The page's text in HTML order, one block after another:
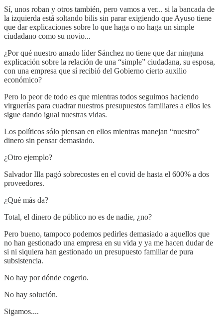
Sí, unos roban y otros también, pero vamos a ver... si la bancada de
la izquierda está soltando bilis sin parar exigiendo que Ayuso tiene
que dar explicaciones sobre lo que haga o no haga un simple
ciudadano como su novio...
¿Por qué nuestro amado líder Sánchez no tiene que dar ninguna
explicación sobre la relación de una “simple” ciudadana, su esposa,
con una empresa que sí recibió del Gobierno cierto auxilio
económico?
Pero lo peor de todo es que mientras todos seguimos haciendo
virguerías para cuadrar nuestros presupuestos familiares a ellos les
sigue dando igual nuestras vidas.
Los políticos sólo piensan en ellos mientras manejan “nuestro”
dinero sin pensar demasiado.
¿Otro ejemplo?
Salvador Illa pagó sobrecostes en el covid de hasta el 600% a dos
proveedores.
¿Qué más da?
Total, el dinero de público no es de nadie, ¿no?
Pero bueno, tampoco podemos pedirles demasiado a aquellos que
no han gestionado una empresa en su vida y ya me hacen dudar de
si ni siquiera han gestionado un presupuesto familiar de pura
subsistencia.
No hay por dónde cogerlo.
No hay solución.
Sigamos....